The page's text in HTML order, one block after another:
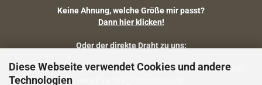
Diese Webseite verwendet Cookies und andere
Technologien
Keine Ahnung, welche Größe mir passt?
Dann hier klicken!
Oder der direkte Draht zu uns:
Fragen zu Artikelmaßen, Warenbestand, Lieferstatus, Versand?